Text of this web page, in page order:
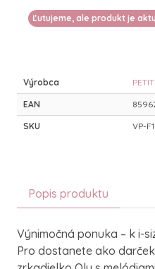
Ľutujeme, ale produkt je
Výrobca
EAN
SKU VP-
Popis produktu
Výnimočná ponuka – k i-
Pro dostanete ako